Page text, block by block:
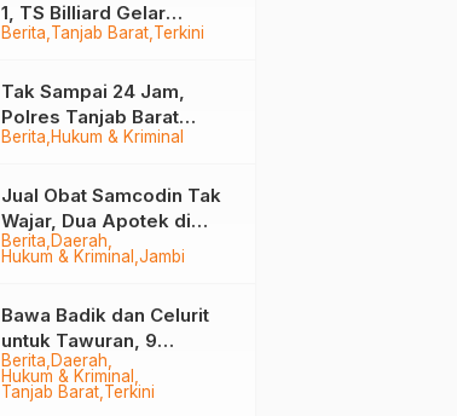
Berita Tanjab Barat Terkini
1, TS Billiard Gelar
Turnamen 9 Ball
Berita Hukum & Kriminal
Tak Sampai 24 Jam,
Polres Tanjab Barat
Ringkus Komplotan
Tungkal
Berita Daerah
Hukum & Kriminal Jambi
Jual Obat Samcodin Tak
Wajar, Dua Apotek di
Tanjab Barat Disegel
Berita Daerah
Hukum & Kriminal
Tanjab Barat Terkini
Bawa Badik dan Celurit
untuk Tawuran, 9
Anggota Geng Motor di
Tanjab Barat Diringkus